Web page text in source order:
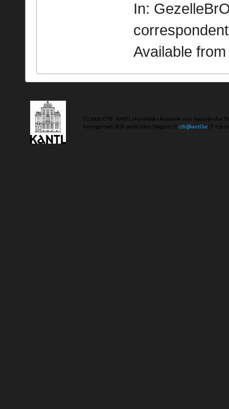
In:
Available
(C) 2020 CTB - KANTL | Koninklijke Academie voor Nederlandse
Koningstraat 18 | b-9000 Gent | Belgium | E ctb@kantl.be | T +32